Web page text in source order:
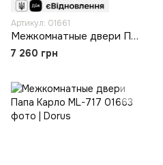
Артикул: 01661
Межкомнатные двери Папа Карло ML-715
7 260 грн